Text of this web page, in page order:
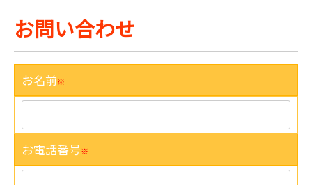
お問い合わせ
お名前※
お電話番号※